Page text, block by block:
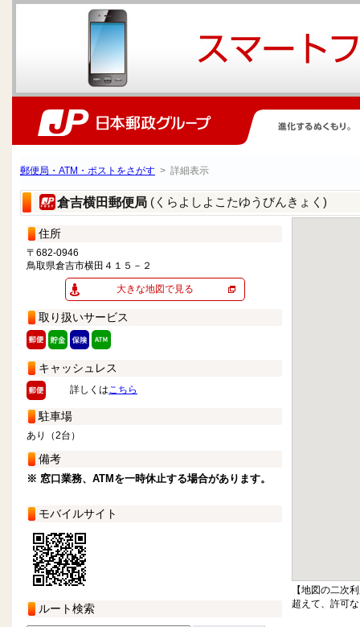
郵便局・ATM・ポストをさがす > 詳細表示
倉吉横田郵便局 (くらよしよこたゆうびんきょく)
住所
〒682-0946
鳥取県倉吉市横田４１５－２
大きな地図で見る
取り扱いサービス
キャッシュレス
詳しくはこちら
駐車場
あり（2台）
備考
※ 窓口業務、ATMを一時休止する場合があります。
モバイルサイト
ルート検索
【地図の二次
超えて、許可